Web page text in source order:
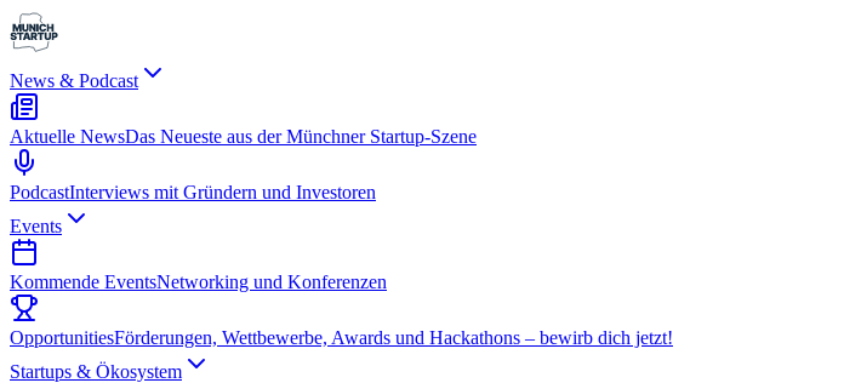
News & Podcast
Aktuelle NewsDas Neueste aus der Münchner Startup-Szene
PodcastInterviews mit Gründern und Investoren
Events
Kommende EventsNetworking und Konferenzen
OpportunitiesFörderungen, Wettbewerbe, Awards und Hackathons – bewirb dich jetzt!
Startups & Ökosystem